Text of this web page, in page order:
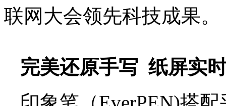
联网大会领先科技成果。
完美还原手写 纸屏实